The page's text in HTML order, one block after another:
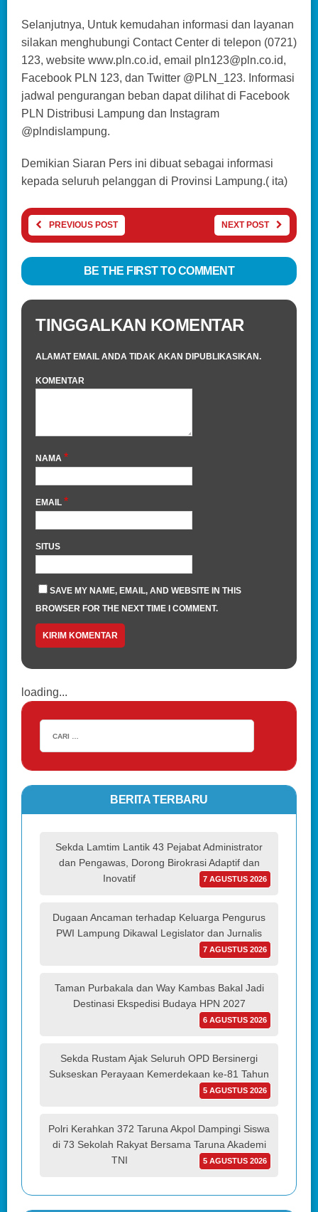
Selanjutnya, Untuk kemudahan informasi dan layanan
silakan menghubungi Contact Center di telepon (0721)
123, website www.pln.co.id, email pln123@pln.co.id,
Facebook PLN 123, dan Twitter @PLN_123. Informasi
jadwal pengurangan beban dapat dilihat di Facebook
PLN Distribusi Lampung dan Instagram
@plndislampung.
Demikian Siaran Pers ini dibuat sebagai informasi
kepada seluruh pelanggan di Provinsi Lampung.( ita)
PREVIOUS POST NEXT POST
BE THE FIRST TO COMMENT
TINGGALKAN KOMENTAR
ALAMAT EMAIL ANDA TIDAK AKAN DIPUBLIKASIKAN.
KOMENTAR
NAMA *
EMAIL *
SITUS
SAVE MY NAME, EMAIL, AND WEBSITE IN THIS
BROWSER FOR THE NEXT TIME I COMMENT.
loading...
BERITA TERBARU
Sekda Lamtim Lantik 43 Pejabat Administrator
dan Pengawas, Dorong Birokrasi Adaptif dan
Inovatif
7 AGUSTUS 2026
Dugaan Ancaman terhadap Keluarga Pengurus
PWI Lampung Dikawal Legislator dan Jurnalis
7 AGUSTUS 2026
Taman Purbakala dan Way Kambas Bakal Jadi
Destinasi Ekspedisi Budaya HPN 2027
6 AGUSTUS 2026
Sekda Rustam Ajak Seluruh OPD Bersinergi
Sukseskan Perayaan Kemerdekaan ke-81 Tahun
5 AGUSTUS 2026
Polri Kerahkan 372 Taruna Akpol Dampingi Siswa
di 73 Sekolah Rakyat Bersama Taruna Akademi
TNI
5 AGUSTUS 2026